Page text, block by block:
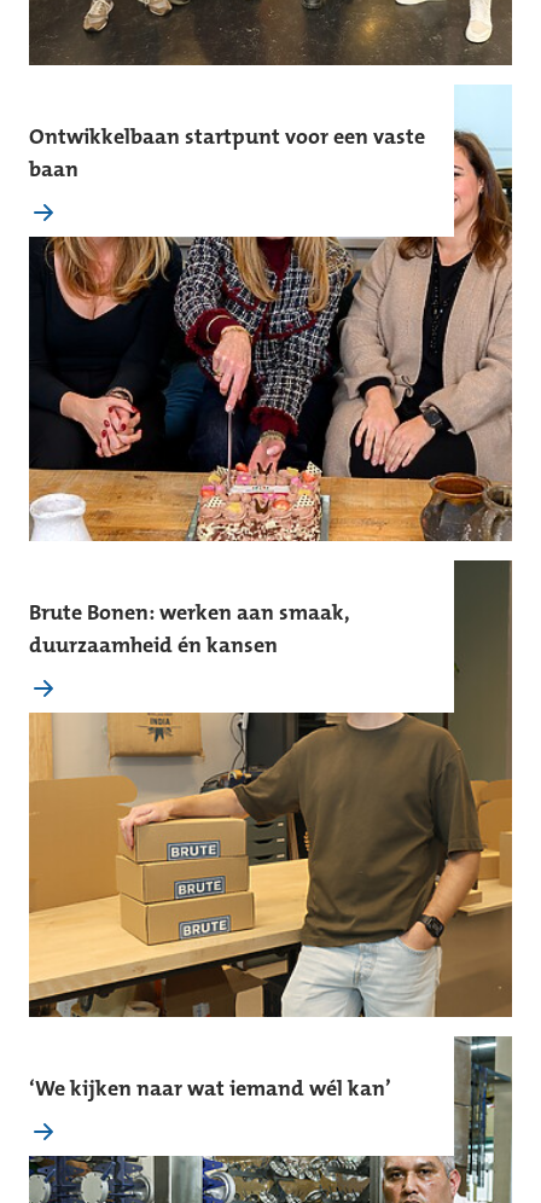
Ontwikkelbaan startpunt voor een vaste
baan
Brute Bonen: werken aan smaak,
duurzaamheid én kansen
‘We kijken naar wat iemand wél kan’